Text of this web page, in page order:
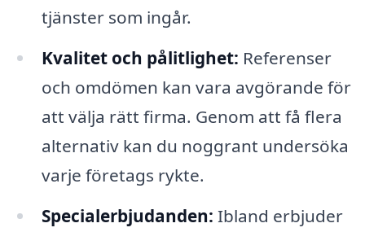
tjänster som ingår.
Kvalitet och pålitlighet: Referenser
och omdömen kan vara avgörande för
att välja rätt firma. Genom att få flera
alternativ kan du noggrant undersöka
varje företags rykte.
Specialerbjudanden: Ibland erbjuder